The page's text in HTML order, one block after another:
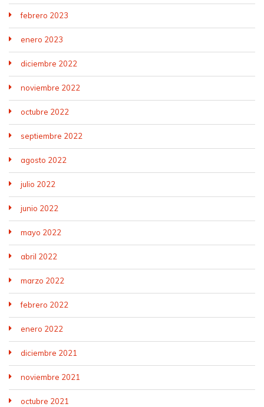
febrero 2023
enero 2023
diciembre 2022
noviembre 2022
octubre 2022
septiembre 2022
agosto 2022
julio 2022
junio 2022
mayo 2022
abril 2022
marzo 2022
febrero 2022
enero 2022
diciembre 2021
noviembre 2021
octubre 2021